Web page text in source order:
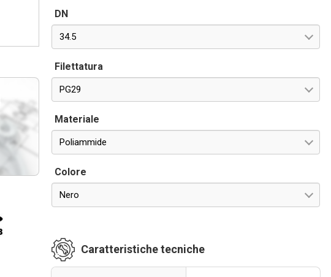
DN
34.5
Filettatura
PG29
Materiale
Poliammide
Colore
Nero
Caratteristiche tecniche